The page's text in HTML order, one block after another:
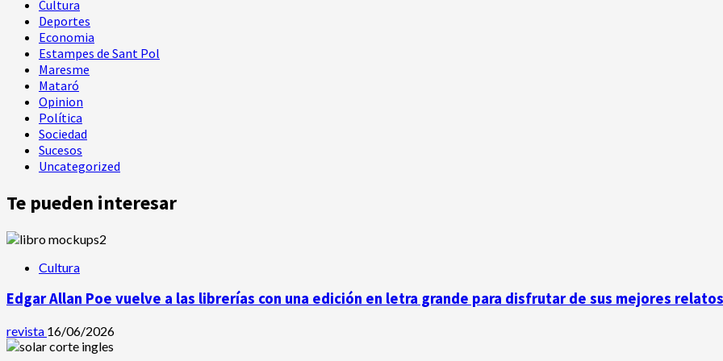
Cultura
Deportes
Economia
Estampes de Sant Pol
Maresme
Mataró
Opinion
Política
Sociedad
Sucesos
Uncategorized
Te pueden interesar
Cultura
Edgar Allan Poe vuelve a las librerías con una edición en letra grande para disfrutar de sus mejores relatos
revista 16/06/2026